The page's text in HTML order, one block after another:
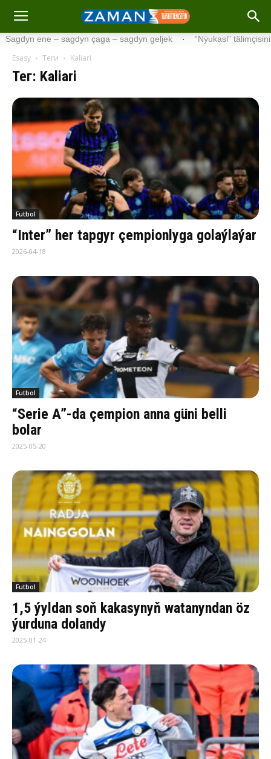
sagdyn çaga – sagdyn geljek · “Nýukasl” tälimçisini täzeledi ·
Esasy Теги Kaliari
Тег: Kaliari
Futbol
“Inter” her tapgyr çempionlyga golaýlaýar
2026-04-18
Futbol
“Serie A”-da çempion anna güni belli
bolar
2025-05-20
Futbol
1,5 ýyldan soň kakasynyň watanyndan öz
ýurduna dolandy
2025-01-24